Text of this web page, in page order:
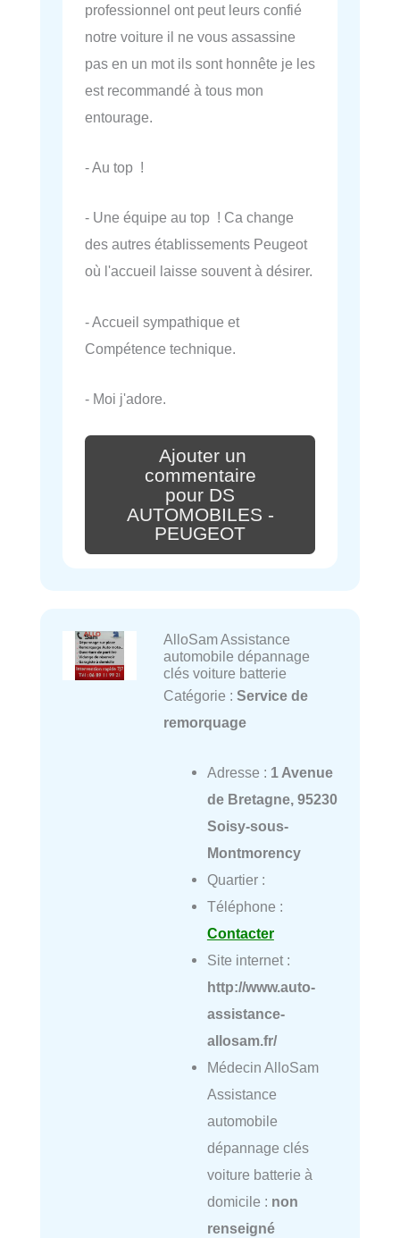
professionnel ont peut leurs confié
notre voiture il ne vous assassine
pas en un mot ils sont honnête je les
est recommandé à tous mon
entourage.
- Au top !
- Une équipe au top ! Ca change
des autres établissements Peugeot
où l'accueil laisse souvent à désirer.
- Accueil sympathique et
Compétence technique.
- Moi j'adore.
Ajouter un
commentaire
pour DS
AUTOMOBILES -
PEUGEOT
AlloSam Assistance
automobile dépannage
clés voiture batterie
Catégorie : Service de
remorquage
Adresse : 1 Avenue
de Bretagne, 95230
Soisy-sous-
Montmorency
Quartier :
Téléphone :
Contacter
Site internet :
http://www.auto-
assistance-
allosam.fr/
Médecin AlloSam
Assistance
automobile
dépannage clés
voiture batterie à
domicile : non
renseigné